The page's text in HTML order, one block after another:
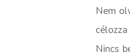
Nem
Nincs